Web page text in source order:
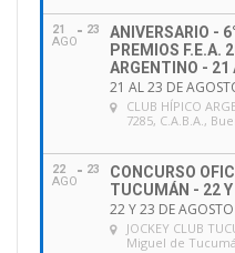
21
AGO
23
ANIVERSARIO -
PREMIOS F.E.A.
ARGENTINO - 21
21 AL 23 DE
CLUB HÍPICO
7285, C.A.B.A.,
22
AGO
23
CONCURSO
TUCUMÁN - 22
22 Y 23 DE
JOCKEY CLUB
Miguel de